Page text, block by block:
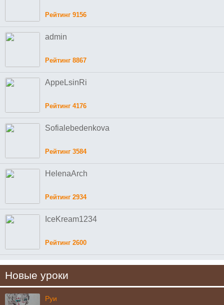
Рейтинг 9156
admin
Рейтинг 8867
AppeLsinRi
Рейтинг 4176
Sofialebedenkova
Рейтинг 3584
HelenaArch
Рейтинг 2934
IceKream1234
Рейтинг 2600
Новые уроки
Руи